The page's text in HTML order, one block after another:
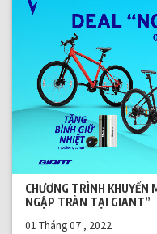
CHƯƠNG TRÌNH KHUYẾN
NGẬP TRÀN TẠI GIANT”
01 Tháng 07 , 2022